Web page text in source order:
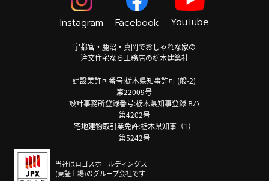
Instagram Facebook YouTube
宇都宮・鹿沼・真岡でおしゃれな家の
注文住宅なら工務店の栃木建築社
建設業許可番号:栃木県知事許可 (般-2)
第22009号
設計事務所登録番号:栃木県知事登録 Bハ
第4202号
宅地建物取引業免許:栃木県知事（1）
第5242号
当社はロゴスホールディングス
(東証上場)のグループ会社です